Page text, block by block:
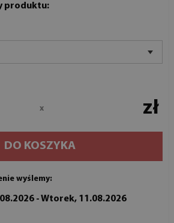
produktu:
x zł
DO KOSZYKA
wyślemy:
- Wtorek, 11.08.2026